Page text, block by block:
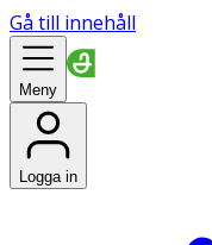
Gå till innehåll
Meny
Logga in